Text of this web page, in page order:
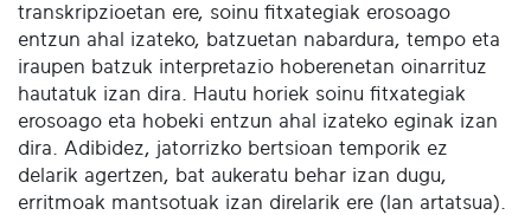
transkripzioetan ere, soinu fitxategiak erosoago
entzun ahal izateko, batzuetan nabardura, tempo eta
iraupen batzuk interpretazio hoberenetan oinarrituz
hautatuk izan dira. Hautu horiek soinu fitxategiak
erosoago eta hobeki entzun ahal izateko eginak izan
dira. Adibidez, jatorrizko bertsioan temporik ez
delarik agertzen, bat aukeratu behar izan dugu,
erritmoak mantsotuak izan direlarik ere (lan artatsua).